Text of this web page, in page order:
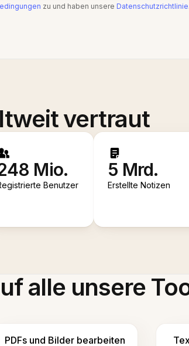
zu und haben unsere Datenschutzrichtlinie
vertraut
Mio.
Benutzer
5 Mrd.
Erstellte Notizen
alle unsere
PDFs und Bilder bearbeiten